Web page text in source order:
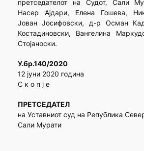
претседателот на Судот, Сали
Насер Ајдари, Елена Гошева,
Јован Јосифовски, д-р Осман
Костадиновски, Вангелина
Стојаноски.
У.бр.140/2020
12 јуни 2020 година
С к о п ј е
ПРЕТСЕДАТЕЛ
на Уставниот суд на Република
Сали Мурати